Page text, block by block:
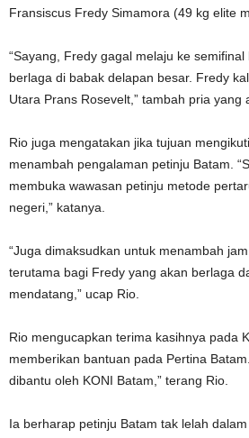
Fransiscus Fredy Simamora (49 kg elite
“Sayang, Fredy gagal melaju ke
berlaga di babak delapan besar. Fredy
Utara Prans Rosevelt,” tambah pria yang
Rio juga mengatakan jika tujuan
menambah pengalaman petinju Batam.
membuka wawasan petinju metode
negeri,” katanya.
“Juga dimaksudkan untuk menambah
terutama bagi Fredy yang akan berlaga
mendatang,” ucap Rio.
Rio mengucapkan terima kasihnya pada
memberikan bantuan pada Pertina
dibantu oleh KONI Batam,” terang Rio.
Ia berharap petinju Batam tak lelah